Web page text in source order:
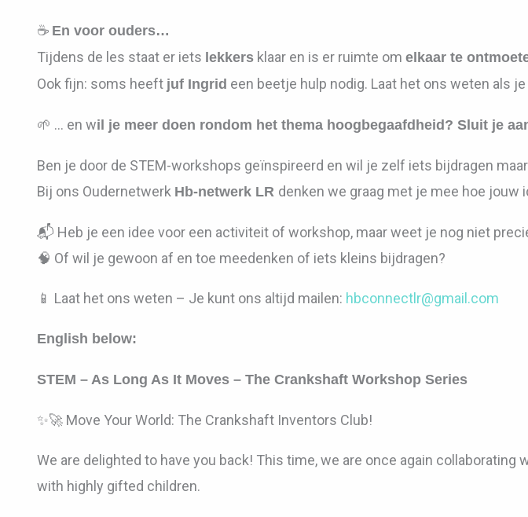
☕ En voor ouders…
Tijdens de les staat er iets lekkers klaar en is er ruimte om elkaar te
Ook fijn: soms heeft juf Ingrid een beetje hulp nodig. Laat het ons weten als
🌱 … en wil je meer doen rondom het thema hoogbegaafdheid? Sluit je
Ben je door de STEM-workshops geïnspireerd en wil je zelf iets bijdragen
Bij ons Oudernetwerk Hb-netwerk LR denken we graag met je mee hoe jouw
📬 Heb je een idee voor een activiteit of workshop, maar weet je nog niet
🧠 Of wil je gewoon af en toe meedenken of iets kleins bijdragen?
📱 Laat het ons weten – Je kunt ons altijd mailen: hbconnectlr@gmail.com
English below:
STEM – As Long As It Moves – The Crankshaft Workshop Series
✨🚀 Move Your World: The Crankshaft Inventors Club!
We are delighted to have you back! This time, we are once again collaborating
with highly gifted children.